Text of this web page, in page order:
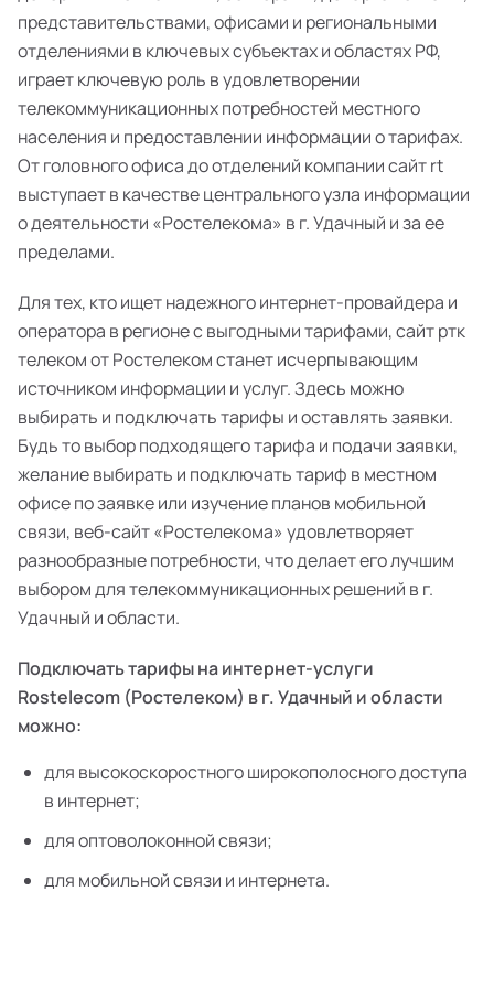
представительствами, офисами и региональными
отделениями в ключевых субъектах и областях РФ,
играет ключевую роль в удовлетворении
телекоммуникационных потребностей местного
населения и предоставлении информации о тарифах.
От головного офиса до отделений компании сайт rt
выступает в качестве центрального узла информации
о деятельности «Ростелекома» в г. Удачный и за ее
пределами.
Для тех, кто ищет надежного интернет-провайдера и
оператора в регионе с выгодными тарифами, сайт ртк
телеком от Ростелеком станет исчерпывающим
источником информации и услуг. Здесь можно
выбирать и подключать тарифы и оставлять заявки.
Будь то выбор подходящего тарифа и подачи заявки,
желание выбирать и подключать тариф в местном
офисе по заявке или изучение планов мобильной
связи, веб-сайт «Ростелекома» удовлетворяет
разнообразные потребности, что делает его лучшим
выбором для телекоммуникационных решений в г.
Удачный и области.
Подключать тарифы на интернет-услуги
Rostelecom (Ростелеком) в г. Удачный и области
можно:
для высокоскоростного широкополосного доступа
в интернет;
для оптоволоконной связи;
для мобильной связи и интернета.